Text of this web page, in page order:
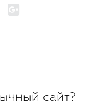
сайт?